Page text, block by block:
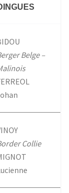
Belge –
Collie